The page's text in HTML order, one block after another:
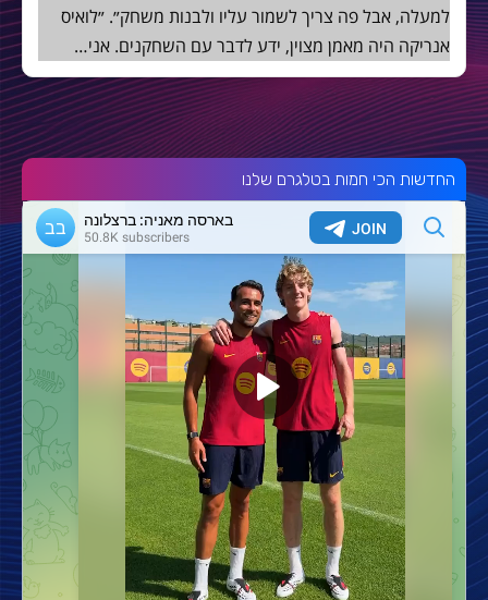
למעלה, אבל פה צריך לשמור עליו ולבנות משחק״. ״לואיס
אנריקה היה מאמן מצוין, ידע לדבר עם השחקנים. אני…
החדשות הכי חמות בטלגרם שלנו